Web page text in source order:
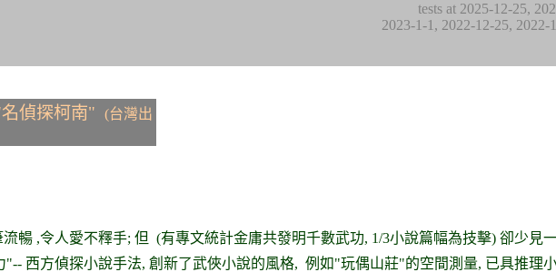
tests at 2025-12-25,
2023-1-1, 2022-12-25, 2022-
偵探柯南"
(台灣出
暢 ,令人愛不釋手; 但 (有專文統計金庸共發明千數武功, 1/3小說篇幅為技擊) 卻少見
西方偵探小說手法, 創新了武俠小說的風格, 例如"玩偶山莊"的空間測量, 已具推理